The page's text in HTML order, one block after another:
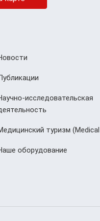
исследовательская
туризм
оборудование